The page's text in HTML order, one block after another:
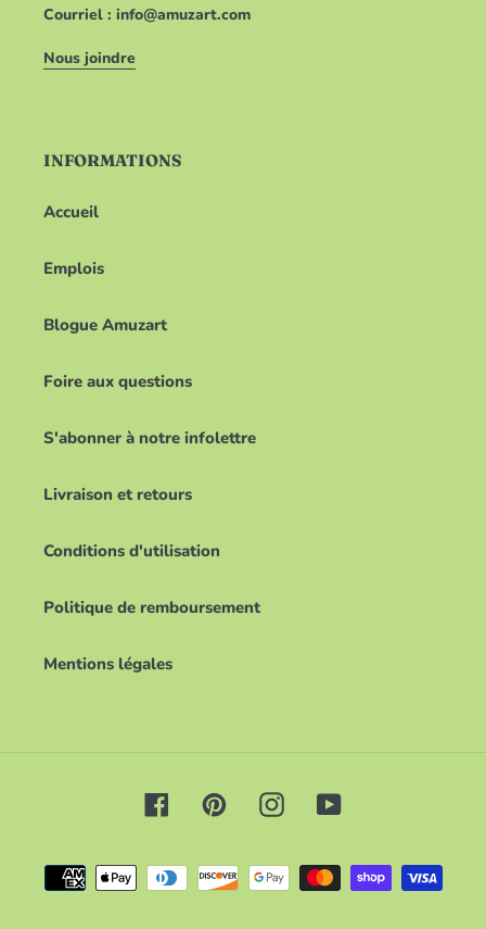
Courriel : info@amuzart.com
Nous joindre
INFORMATIONS
Accueil
Emplois
Blogue Amuzart
Foire aux questions
S'abonner à notre infolettre
Livraison et retours
Conditions d'utilisation
Politique de remboursement
Mentions légales
FacebookPinterestInstagramYouTube
Moyens
de